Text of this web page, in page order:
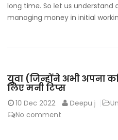
long time. So let us understand
managing money in initial
युवा (जिन्होंने अभी अपना
लिए मनी टिप्स
10 Dec 2022 Deepu j
No comment